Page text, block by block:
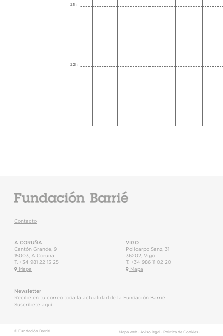
21h
22h
Contacto
A CORUÑA
Cantón Grande, 9
15003
A Coruña
T. +34 981 22 15 25
Mapa
VIGO
Policarpo Sanz, 31
36202 Vigo
T. +34 986 11 02 20
Mapa
Newsletter
Recibe en tu correo toda la actualidad de la Fundación Barrié
Suscríbete aquí
© Fundación Barrié Mapa web· Aviso legal · Política de Cookies ·